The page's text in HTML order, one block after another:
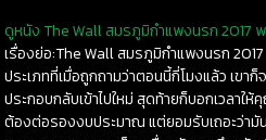
ดูหนัง The Wall สมรภูมิกำแพงนรก 2017 พ
เรื่องย่อ:The Wall สมรภูมิกำแพงนรก
ประเภทที่เมื่อถูกถามว่าตอนนี้กี่โมงแล้ว เข
ประกอบกลับเข้าไปใหม่ สุดท้ายก็บอกเวลาใ
ต้องต่อรองงบประมาณ แต่ยอมรับเถอะว่า